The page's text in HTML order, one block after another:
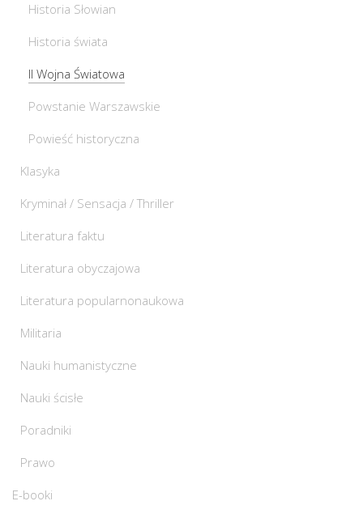
Historia Słowian
Historia świata
II Wojna Światowa
Powstanie Warszawskie
Powieść historyczna
Klasyka
Kryminał / Sensacja / Thriller
Literatura faktu
Literatura obyczajowa
Literatura popularnonaukowa
Militaria
Nauki humanistyczne
Nauki ścisłe
Poradniki
Prawo
E-booki